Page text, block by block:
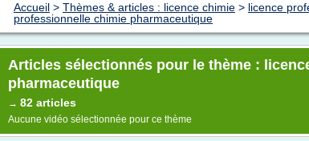
Accueil > Thèmes & articles : licence chimie > licence
professionnelle chimie pharmaceutique
Articles sélectionnés pour le thème :
pharmaceutique
→ 82 articles
Aucune vidéo sélectionnée pour ce thème